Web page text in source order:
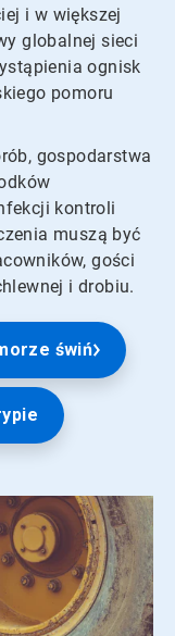
i w większej
globalnej sieci
ognisk
pomoru
gospodarstwa
kontroli
muszą być
gości
i drobiu.
świń